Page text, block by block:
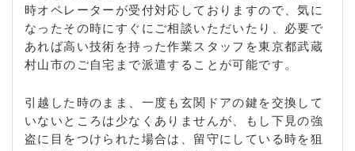
時オペレーターが受付対応しておりますので、気に
なったその時にすぐにご相談いただいたり、必要で
あれば高い技術を持った作業スタッフを東京都武蔵
村山市のご自宅まで派遣することが可能です。
引越した時のまま、一度も玄関ドアの鍵を交換して
いないところは少なくありませんが、もし下見の強
盗に目をつけられた場合は、留守にしている時を狙